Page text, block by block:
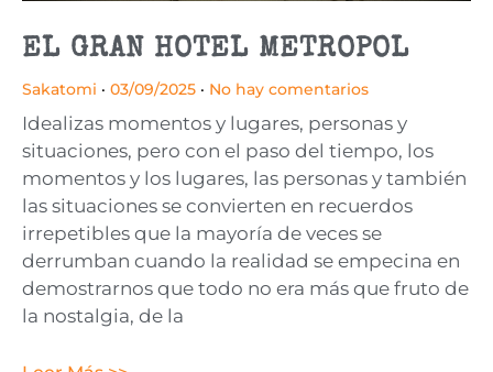
EL GRAN HOTEL METROPOL
Sakatomi 03/09/2025 No hay comentarios
Idealizas momentos y lugares, personas y
situaciones, pero con el paso del tiempo, los
momentos y los lugares, las personas y también
las situaciones se convierten en recuerdos
irrepetibles que la mayoría de veces se
derrumban cuando la realidad se empecina en
demostrarnos que todo no era más que fruto de
la nostalgia, de la